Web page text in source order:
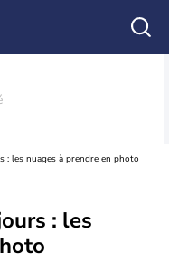
: les nuages à prendre en photo
: les